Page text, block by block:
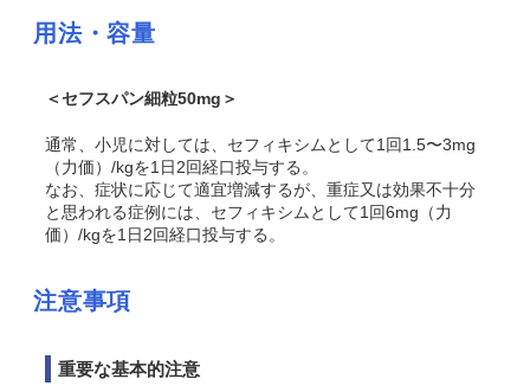
用法・容量
＜セフスパン細粒50mg＞
通常、小児に対しては、セフィキシムとして1回1.5〜3mg
（力価）/kgを1日2回経口投与する。
なお、症状に応じて適宜増減するが、重症又は効果不十分
と思われる症例には、セフィキシムとして1回6mg（力
価）/kgを1日2回経口投与する。
注意事項
重要な基本的注意